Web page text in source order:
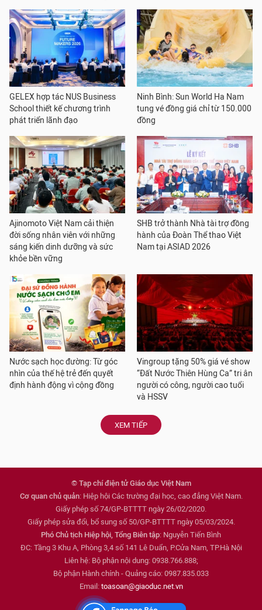
GELEX hợp tác NUS Business
School thiết kế chương trình
phát triển lãnh đạo
Ninh Bình: Sun World Ha Nam
tung vé đồng giá chỉ từ 150.000
đồng
Ajinomoto Việt Nam cải thiện
đời sống nhân viên với những
sáng kiến dinh dưỡng và sức
khỏe bền vững
SHB trở thành Nhà tài trợ đồng
hành của Đoàn Thể thao Việt
Nam tại ASIAD 2026
Nước sạch học đường: Từ góc
nhìn của thế hệ trẻ đến quyết
định hành động vì cộng đồng
Vingroup tặng 50% giá vé show
“Đất Nước Thiên Hùng Ca” tri ân
người có công, người cao tuổi
và HSSV
XEM TIẾP
© Tạp chí điện tử Giáo dục Việt Nam
Cơ quan chủ quản: Hiệp hội Các trường đại học, cao đẳng Việt Nam.
Giấy phép số 74/GP-BTTTT ngày 26/02/2020.
Giấy phép sửa đổi, bổ sung số 50/GP-BTTTT ngày 05/03/2024.
Phó Chủ tịch Hiệp hội, Tổng Biên tập: Nguyễn Tiến Bình
ĐC: Tầng 3 Khu A, Phòng 3,4 số 141 Lê Duẩn, P.Cửa Nam, TP.Hà Nội
Liên hệ: Bộ phận nội dung: 0938.766.888;
Bộ phận Hành chính - Quảng cáo: 0987.835.033
Email: toasoan@giaoduc.net.vn